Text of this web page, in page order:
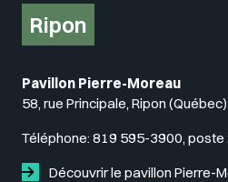
Ripon
Pavillon Pierre-Moreau
58, rue Principale, Ripon
Téléphone: 819 595-3900, poste
Découvrir le pavillon Pierre-